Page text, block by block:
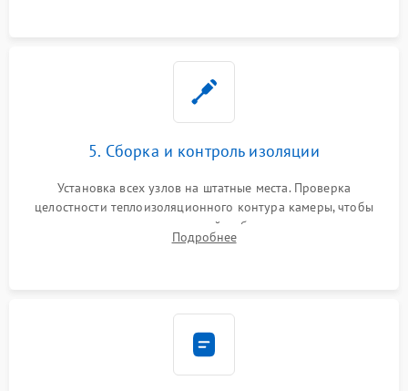
5. Сборка и контроль изоляции
Установка всех узлов на штатные места. Проверка
целостности теплоизоляционного контура камеры, чтобы
исключить перегрев кухонной мебели и потерю тепла.
Надежная фиксация клемм и сборка корпуса шкафа.
Подробнее